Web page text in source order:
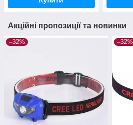
Акційні пропозиції та новинки
–32% –32%